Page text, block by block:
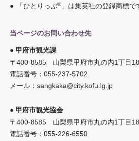
当ページのお問い合わせ先
● 甲府市観光課
〒400-8585 山梨県甲府市丸の内1丁目
電話番号：055-237-5702
メール： sangkaka@city.kofu.lg.jp
● 甲府市観光協会
〒400-8585 山梨県甲府市丸の内1丁目
電話番号：055-226-6550
●
「ひとりっぷ® 」は集英社の登録商標で